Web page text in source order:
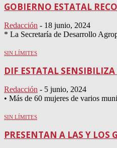
GOBIERNO ESTATAL
Redacción - 18 junio, 2024
* La Secretaría de Desarrollo
SIN LÍMITES
DIF ESTATAL
Redacción - 5 junio, 2024
• Más de 60 mujeres de varios
SIN LÍMITES
PRESENTAN A LAS Y LOS